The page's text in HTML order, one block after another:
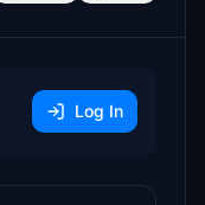
Log In